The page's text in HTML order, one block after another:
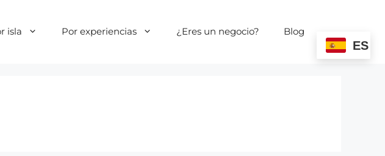
isla Por experiencias ¿Eres un negocio? Blog
ES